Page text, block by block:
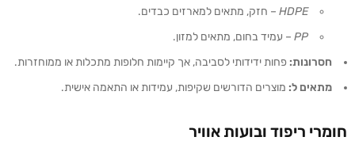
HDPE – חזק, מתאים למארזים כבדים.
PP – עמיד בחום, מתאים למזון.
חסרונות: פחות ידידותי לסביבה, אך קיימות חלופות מתכלות או ממוחזרות.
מתאים ל: מוצרים הדורשים שקיפות, עמידות או התאמה אישית.
חומרי ריפוד ובועות אוויר